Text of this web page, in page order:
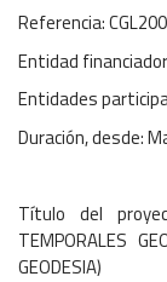
Referencia:
Entidad
Entidades
Duración, desde:
Título del
TEMPORALES
GEODESIA)